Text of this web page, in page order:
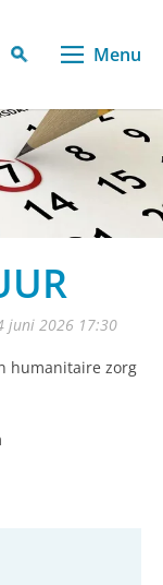
Menu
juni 2026 17:30
humanitaire zorg